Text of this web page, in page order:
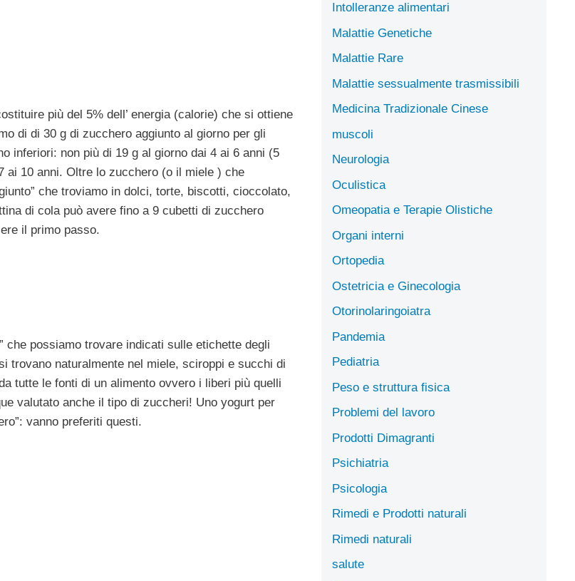
più del 5% dell’ energia (calorie) che si ottiene
di di 30 g di zucchero aggiunto al giorno per gli
inferiori: non più di 19 g al giorno dai 4 ai 6 anni (5
ai 10 anni. Oltre lo zucchero (o il miele ) che
che troviamo in dolci, torte, biscotti, cioccolato,
di cola può avere fino a 9 cubetti di zucchero
il primo passo.
che possiamo trovare indicati sulle etichette degli
trovano naturalmente nel miele, sciroppi e succhi di
tutte le fonti di un alimento ovvero i liberi più quelli
valutato anche il tipo di zuccheri! Uno yogurt per
vanno preferiti questi.
Intolleranze alimentari
Malattie Genetiche
Malattie Rare
Malattie sessualmente trasmissibili
Medicina Tradizionale Cinese
muscoli
Neurologia
Oculistica
Omeopatia e Terapie Olistiche
Organi interni
Ortopedia
Ostetricia e Ginecologia
Otorinolaringoiatra
Pandemia
Pediatria
Peso e struttura fisica
Problemi del lavoro
Prodotti Dimagranti
Psichiatria
Psicologia
Rimedi e Prodotti naturali
Rimedi naturali
salute